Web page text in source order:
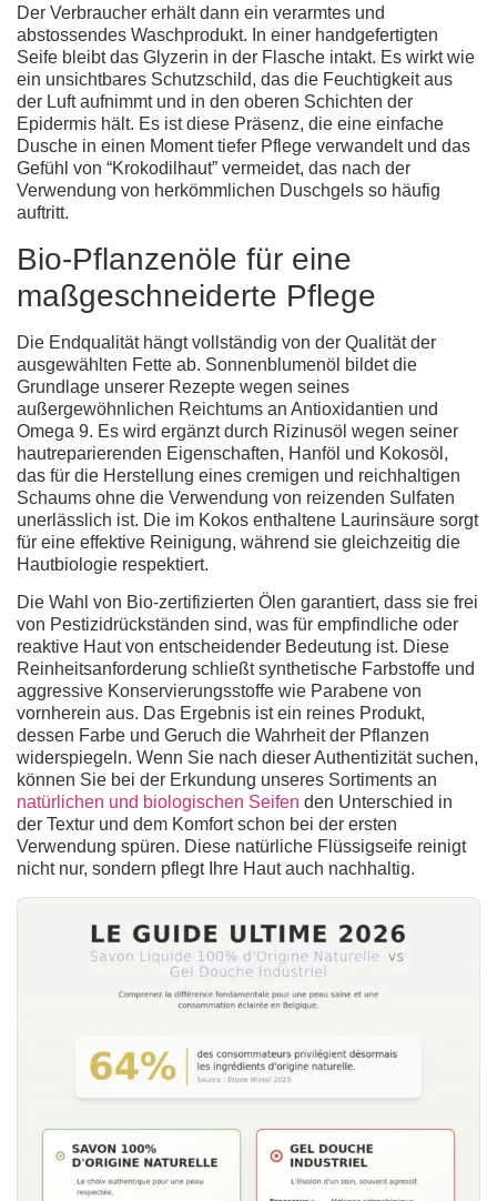
Der Verbraucher erhält dann ein verarmtes und
abstossendes Waschprodukt. In einer handgefertigten
Seife bleibt das Glyzerin in der Flasche intakt. Es wirkt wie
ein unsichtbares Schutzschild, das die Feuchtigkeit aus
der Luft aufnimmt und in den oberen Schichten der
Epidermis hält. Es ist diese Präsenz, die eine einfache
Dusche in einen Moment tiefer Pflege verwandelt und das
Gefühl von “Krokodilhaut” vermeidet, das nach der
Verwendung von herkömmlichen Duschgels so häufig
auftritt.
Bio-Pflanzenöle für eine
maßgeschneiderte Pflege
Die Endqualität hängt vollständig von der Qualität der
ausgewählten Fette ab. Sonnenblumenöl bildet die
Grundlage unserer Rezepte wegen seines
außergewöhnlichen Reichtums an Antioxidantien und
Omega 9. Es wird ergänzt durch Rizinusöl wegen seiner
hautreparierenden Eigenschaften, Hanföl und Kokosöl,
das für die Herstellung eines cremigen und reichhaltigen
Schaums ohne die Verwendung von reizenden Sulfaten
unerlässlich ist. Die im Kokos enthaltene Laurinsäure sorgt
für eine effektive Reinigung, während sie gleichzeitig die
Hautbiologie respektiert.
Die Wahl von Bio-zertifizierten Ölen garantiert, dass sie frei
von Pestizidrückständen sind, was für empfindliche oder
reaktive Haut von entscheidender Bedeutung ist. Diese
Reinheitsanforderung schließt synthetische Farbstoffe und
aggressive Konservierungsstoffe wie Parabene von
vornherein aus. Das Ergebnis ist ein reines Produkt,
dessen Farbe und Geruch die Wahrheit der Pflanzen
widerspiegeln. Wenn Sie nach dieser Authentizität suchen,
können Sie bei der Erkundung unseres Sortiments an
natürlichen und biologischen Seifen den Unterschied in
der Textur und dem Komfort schon bei der ersten
Verwendung spüren. Diese natürliche Flüssigseife reinigt
nicht nur, sondern pflegt Ihre Haut auch nachhaltig.